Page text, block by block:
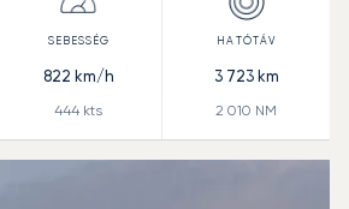
822 km/h
444 kts
3 723km
2 010 NM